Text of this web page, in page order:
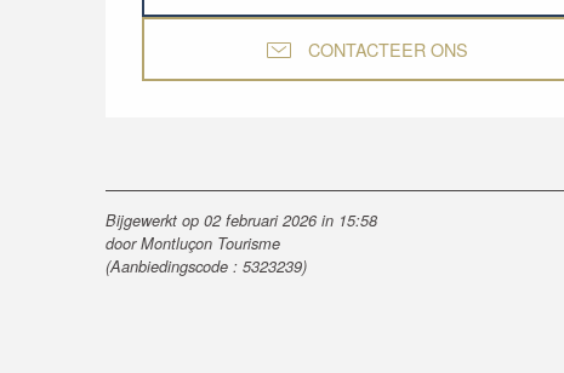
CONTACTEER ONS
Bijgewerkt op 02 februari 2026 in 15:58
door Montluçon Tourisme
(Aanbiedingscode : 5323239)